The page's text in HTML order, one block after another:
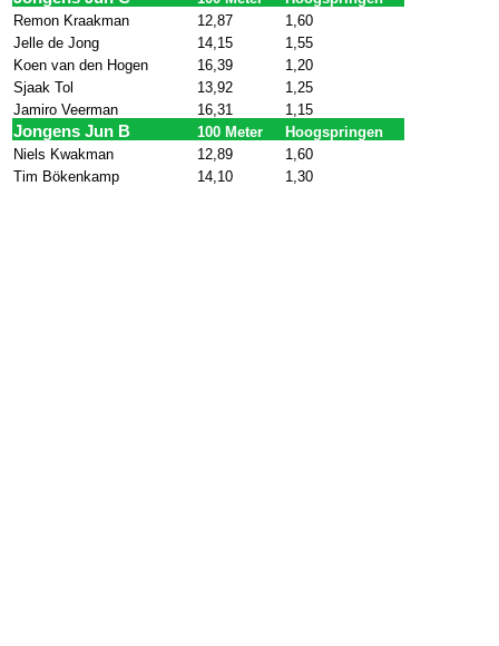
Remon Kraakman
12,87
1,60
Jelle de Jong
14,15
1,55
Koen van den Hogen
16,39
1,20
Sjaak Tol
13,92
1,25
Jamiro Veerman
16,31 1,15
Jongens Jun B 100 Meter
Hoogspringen
Niels Kwakman
12,89
1,60
Tim Bökenkamp
14,10 1,30